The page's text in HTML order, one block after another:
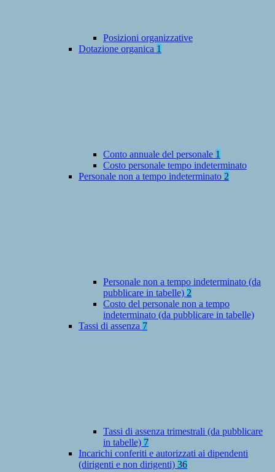
Posizioni organizzative
Dotazione organica 1
Conto annuale del personale 1
Costo personale tempo indeterminato
Personale non a tempo indeterminato 2
Personale non a tempo indeterminato (da
pubblicare in tabelle) 2
Costo del personale non a tempo
indeterminato (da pubblicare in tabelle)
Tassi di assenza 7
Tassi di assenza trimestrali (da pubblicare
in tabelle) 7
Incarichi conferiti e autorizzati ai dipendenti
(dirigenti e non dirigenti) 36